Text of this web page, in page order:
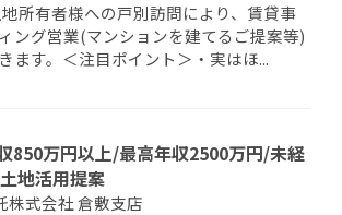
地所有者様への戸別訪問により、賃貸事
ング営業(マンションを建てるご提案等)
ます。＜注目ポイント＞・実はほ...
850万円以上/最高年収2500万円/未経
地活用提案
株式会社 倉敷支店